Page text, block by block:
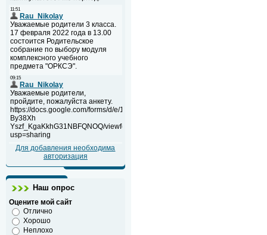
Для добавления необходима
авторизация
Наш опрос
Оцените мой сайт
Отлично
Хорошо
Неплохо